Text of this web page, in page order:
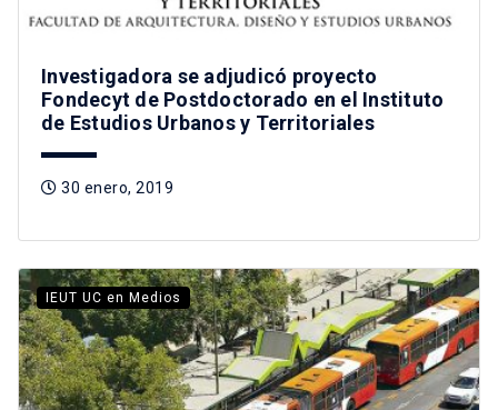
Investigadora se adjudicó proyecto
Fondecyt de Postdoctorado en el Instituto
de Estudios Urbanos y Territoriales
30 enero, 2019
IEUT UC en Medios